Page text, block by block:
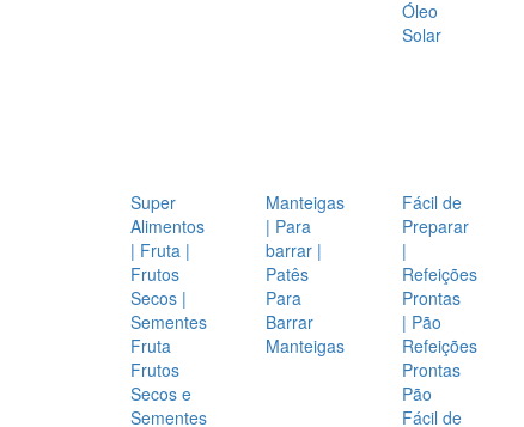
Óleo
Solar
Super
Alimentos
| Fruta |
Frutos
Secos |
Sementes
Fruta
Frutos
Secos e
Sementes
Manteigas
| Para
barrar |
Patês
Para
Barrar
Manteigas
Fácil de
Preparar
|
Refeições
Prontas
| Pão
Refeições
Prontas
Pão
Fácil de